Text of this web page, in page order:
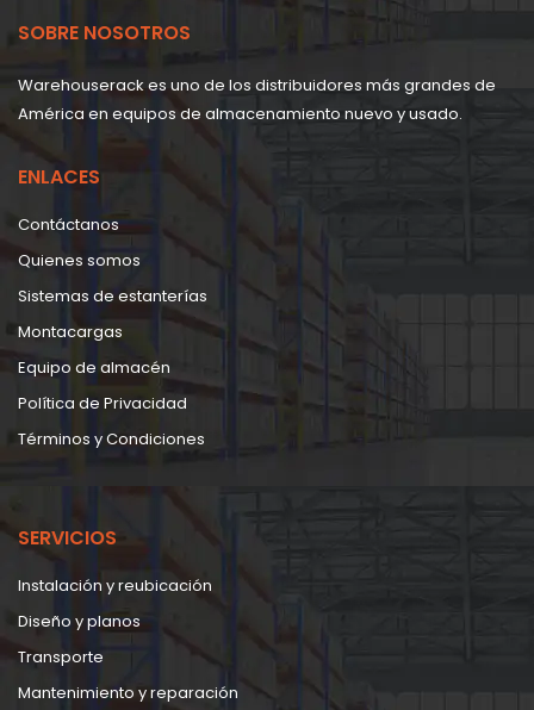
SOBRE NOSOTROS
Warehouserack es uno de los distribuidores más grandes de
América en equipos de almacenamiento nuevo y usado.
ENLACES
Contáctanos
Quienes somos
Sistemas de estanterías
Montacargas
Equipo de almacén
Política de Privacidad
Términos y Condiciones
SERVICIOS
Instalación y reubicación
Diseño y planos
Transporte
Mantenimiento y reparación